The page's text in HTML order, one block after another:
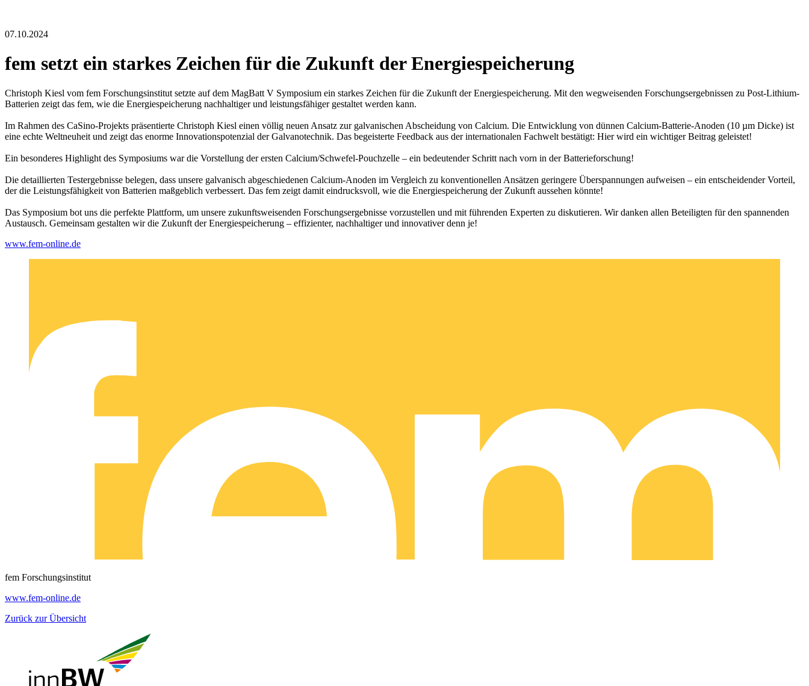
07.10.2024
fem setzt ein starkes Zeichen für die Zukunft der Energiespeicherung
Christoph Kiesl vom fem Forschungsinstitut setzte auf dem MagBatt V Symposium ein starkes Zeichen für die Zukunft der Energiespeicherung. Mit den wegweisenden Forschungsergebnissen zu Post-Lithium-
Batterien zeigt das fem, wie die Energiespeicherung nachhaltiger und leistungsfähiger gestaltet werden kann.
Im Rahmen des CaSino-Projekts präsentierte Christoph Kiesl einen völlig neuen Ansatz zur galvanischen Abscheidung von Calcium. Die Entwicklung von dünnen Calcium-Batterie-Anoden (10 µm Dicke) ist
eine echte Weltneuheit und zeigt das enorme Innovationspotenzial der Galvanotechnik. Das begeisterte Feedback aus der internationalen Fachwelt bestätigt: Hier wird ein wichtiger Beitrag geleistet!
Ein besonderes Highlight des Symposiums war die Vorstellung der ersten Calcium/Schwefel-Pouchzelle – ein bedeutender Schritt nach vorn in der Batterieforschung!
Die detaillierten Testergebnisse belegen, dass unsere galvanisch abgeschiedenen Calcium-Anoden im Vergleich zu konventionellen Ansätzen geringere Überspannungen aufweisen – ein entscheidender Vorteil,
der die Leistungsfähigkeit von Batterien maßgeblich verbessert. Das fem zeigt damit eindrucksvoll, wie die Energiespeicherung der Zukunft aussehen könnte!
Das Symposium bot uns die perfekte Plattform, um unsere zukunftsweisenden Forschungsergebnisse vorzustellen und mit führenden Experten zu diskutieren. Wir danken allen Beteiligten für den spannenden
Austausch. Gemeinsam gestalten wir die Zukunft der Energiespeicherung – effizienter, nachhaltiger und innovativer denn je!
www.fem-online.de
fem Forschungsinstitut
www.fem-online.de
Zurück zur Übersicht